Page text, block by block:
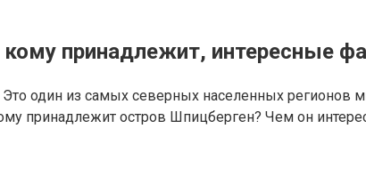
кому принадлежит, интересные
один из самых северных населенных регионов
принадлежит остров Шпицберген? Чем он